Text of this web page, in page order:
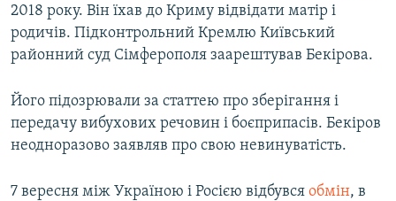
2018 року. Він їхав до Криму відвідати матір і
родичів. Підконтрольний Кремлю Київський
районний суд Сімферополя заарештував Бекірова.
Його підозрювали за статтею про зберігання і
передачу вибухових речовин і боєприпасів. Бекіров
неодноразово заявляв про свою невинуватість.
7 вересня між Україною і Росією відбувся обмін, в